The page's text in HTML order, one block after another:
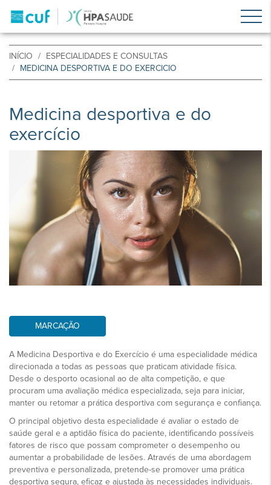
INÍCIO
ESPECIALIDADES E CONSULTAS
MEDICINA DESPORTIVA E DO EXERCICIO
Medicina desportiva e do
exercício
MARCAÇÃO
A Medicina Desportiva e do Exercício é uma especialidade médica
direcionada a todas as pessoas que praticam atividade física.
Desde o desporto ocasional ao de alta competição, e que
procuram uma avaliação médica especializada, seja para iniciar,
manter ou retomar a prática desportiva com segurança e confiança.
O principal objetivo desta especialidade é avaliar o estado de
saúde geral e a aptidão física do paciente, identificando possíveis
fatores de risco que possam comprometer o desempenho ou
aumentar a probabilidade de lesões. Através de uma abordagem
preventiva e personalizada, pretende-se promover uma prática
desportiva segura, eficaz e ajustada às necessidades individuais.